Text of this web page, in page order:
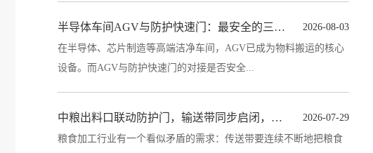
半导体车间AGV与防护快速门：最安全的三种对接方式
2026-08-03
在半导体、芯片制造等高端洁净车间，AGV已成为物料搬运的核心
设备。而AGV与防护快速门的对接是否安全...
中粮出料口联动防护门，输送带同步启闭，防尘又洁净
2026-07-29
粮食加工行业有一个看似矛盾的需求：传送带要连续不断地把粮食